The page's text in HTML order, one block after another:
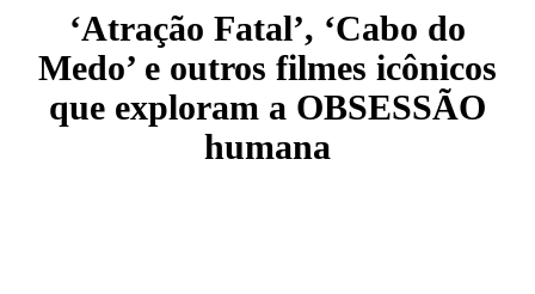
‘Atração Fatal’, ‘Cabo do
Medo’ e outros filmes icônicos
que exploram a OBSESSÃO
humana